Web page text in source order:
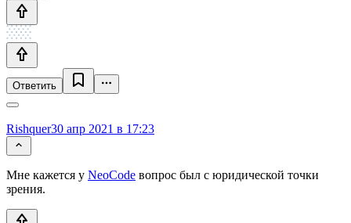
Ответить
Rishquer30 апр 2021 в 17:23
Мне кажется у NeoCode вопрос был с юридической точки
зрения.